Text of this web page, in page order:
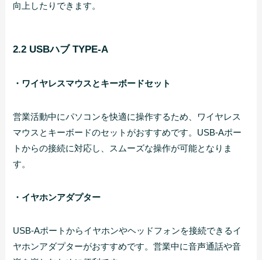
向上したりできます。
2.2 USBハブ TYPE-A
・ワイヤレスマウスとキーボードセット
営業活動中にパソコンを快適に操作するため、ワイヤレス
マウスとキーボードのセットがおすすめです。USB-Aポー
トからの接続に対応し、スムーズな操作が可能となりま
す。
・イヤホンアダプター
USB-Aポートからイヤホンやヘッドフォンを接続できるイ
ヤホンアダプターがおすすめです。営業中に音声通話や音